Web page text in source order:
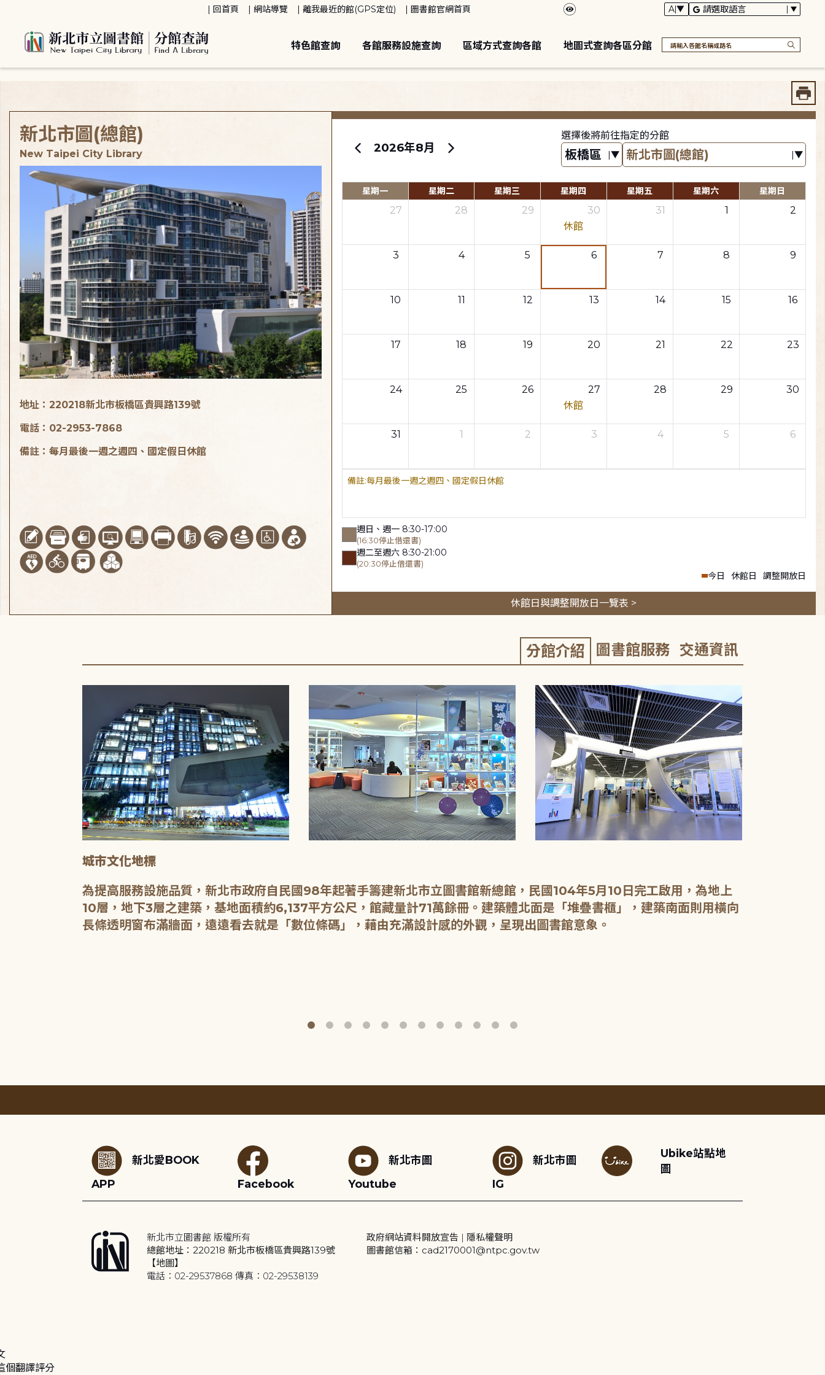
回首頁 網站導覽 離我最近的館(GPS定位) 圖書館官網首頁
特色館查詢 各館服務設施查詢 區域方式查詢各館 地圖式查詢各區分館
2026年8月
選擇後將前往指定的分館
星期一 星期二 星期三 星期四 星期五 星期六 星期日
27 28 29
30
休館
31 1 2
3 4 5 6 7 8 9
10 11 12 13 14 15 16
17 18 19 20 21 22 23
24 25 26
27
休館
28 29 30
31 1 2 3 4 5 6
每月最後一週之週四、國定假日休館
週日、週一 8:30-17:00
(16:30停止借還書)
週二至週六 8:30-21:00
(20:30停止借還書)
今日 休館日 調整開放日
休館日與調整開放日一覽表 >
新北市圖(總館)
New Taipei City Library
地址：220218新北市板橋區貴興路139號
電話：02-2953-7868
備註：每月最後一週之週四、國定假日休館
分館介紹 圖書館服務 交通資訊
城市文化地標
為提高服務設施品質，新北市政府自民國98年起著手籌建新北市立圖書館新總館，民國104年5月10日完工啟用，為地上
10層，地下3層之建築，基地面積約6,137平方公尺，館藏量計71萬餘冊。建築體北面是「堆疊書櫃」，建築南面則用橫向
長條透明窗布滿牆面，遠遠看去就是「數位條碼」，藉由充滿設計感的外觀，呈現出圖書館意象。
新北愛BOOK
APP
Facebook
新北市圖
Youtube
新北市圖
IG
Ubike站點地
圖
新北市立圖書館 版權所有
總館地址：220218 新北市板橋區貴興路139號
【地圖】
電話：02-29537868 傳真：02-29538139
政府網站資料開放宣告 | 隱私權聲明
圖書館信箱：cad2170001@ntpc.gov.tw
個翻譯評分